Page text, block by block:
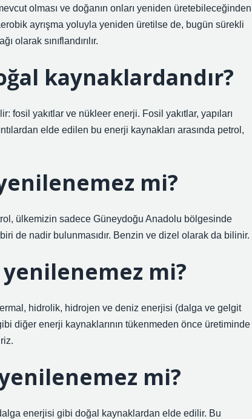
olması ve doğanın onları yeniden üretebileceğinden
ayrışma yoluyla yeniden üretilse de, bugün sürekli
olarak sınıflandırılır.
kaynaklardandır?
fosil yakıtlar ve nükleer enerji. Fosil yakıtlar, yapıları
elde edilen bu enerji kaynakları arasında petrol,
mi?
ülkemizin sadece Güneydoğu Anadolu bölgesinde
de nadir bulunmasıdır. Benzin ve dizel olarak da bilinir.
mi?
hidrolik, hidrojen ve deniz enerjisi (dalga ve gelgit
diğer enerji kaynaklarının tükenmeden önce üretiminde
mi?
enerjisi gibi doğal kaynaklardan elde edilir. Bu